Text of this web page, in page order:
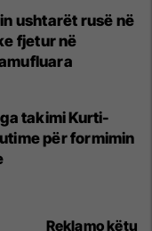
ushtarët rusë në
fjetur në
takimi Kurti-
për formimin
Reklamo këtu